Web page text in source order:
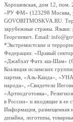
Хорошевская, дом 12, пом.
«РУ ФМ» (123298 Москва,
GOVORITMOSKVA.RU.
зарубежные страны. Языки:
Георгиевич. Email:
*Экстремистские и
Федерации: «Правый
«Джабхат Фатх аш-Шам»
Коалиция исламских
партия, «Аль-Каида»,
народа», «Свидетели
«Артподготовка»,
в России» и входящие в ее
Информация, размещенная
дизайна, логотипы,